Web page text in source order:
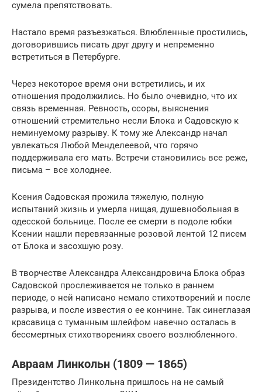
сумела препятствовать.
Настало время разъезжаться. Влюбленные простились,
договорившись писать друг другу и непременно
встретиться в Петербурге.
Через некоторое время они встретились, и их
отношения продолжились. Но было очевидно, что их
связь временная. Ревность, ссоры, выяснения
отношений стремительно несли Блока и Садовскую к
неминуемому разрыву. К тому же Александр начал
увлекаться Любой Менделеевой, что горячо
поддерживала его мать. Встречи становились все реже,
письма – все холоднее.
Ксения Садовская прожила тяжелую, полную
испытаний жизнь и умерла нищая, душевнобольная в
одесской больнице. После ее смерти в подоле юбки
Ксении нашли перевязанные розовой лентой 12 писем
от Блока и засохшую розу.
В творчестве Александра Александровича Блока образ
Садовской прослеживается не только в раннем
периоде, о ней написано немало стихотворений и после
разрыва, и после известия о ее кончине. Так синеглазая
красавица с туманным шлейфом навечно осталась в
бессмертных стихотворениях своего возлюбленного.
Авраам Линкольн (1809 — 1865)
Президентство Линкольна пришлось на не самый